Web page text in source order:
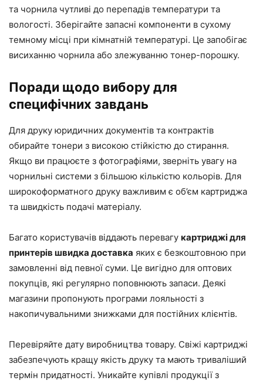
та чорнила чутливі до перепадів температури та
вологості. Зберігайте запасні компоненти в сухому
темному місці при кімнатній температурі. Це запобігає
висиханню чорнила або злежуванню тонер-порошку.
Поради щодо вибору для
специфічних завдань
Для друку юридичних документів та контрактів
обирайте тонери з високою стійкістю до стирання.
Якщо ви працюєте з фотографіями, зверніть увагу на
чорнильні системи з більшою кількістю кольорів. Для
широкоформатного друку важливим є об’єм картриджа
та швидкість подачі матеріалу.
Багато користувачів віддають перевагу картриджі для
принтерів швидка доставка яких є безкоштовною при
замовленні від певної суми. Це вигідно для оптових
покупців, які регулярно поповнюють запаси. Деякі
магазини пропонують програми лояльності з
накопичувальними знижками для постійних клієнтів.
Перевіряйте дату виробництва товару. Свіжі картриджі
забезпечують кращу якість друку та мають триваліший
термін придатності. Уникайте купівлі продукції з